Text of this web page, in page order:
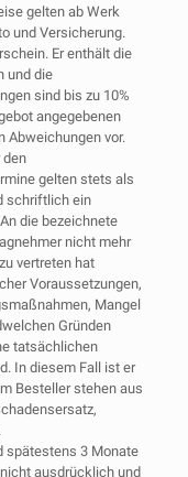
gelten ab Werk
und Versicherung.
Er enthält die
und die
sind bis zu 10%
angegebenen
Abweichungen vor.
den
gelten stets als
schriftlich ein
die bezeichnete
nicht mehr
vertreten hat
Voraussetzungen,
Mangel
Gründen
tatsächlichen
In diesem Fall ist er
Besteller stehen aus
spätestens 3 Monate
ausdrücklich und